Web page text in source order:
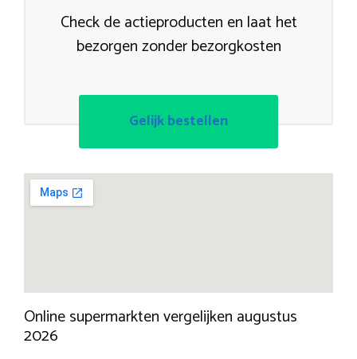
Check de actieproducten en laat het
bezorgen zonder bezorgkosten
Gelijk bestellen
Online supermarkten vergelijken augustus
2026